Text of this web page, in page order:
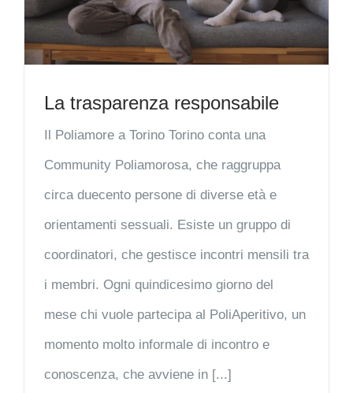
La trasparenza responsabile
Il Poliamore a Torino Torino conta una
Community Poliamorosa, che raggruppa
circa duecento persone di diverse età e
orientamenti sessuali. Esiste un gruppo di
coordinatori, che gestisce incontri mensili tra
i membri. Ogni quindicesimo giorno del
mese chi vuole partecipa al PoliAperitivo, un
momento molto informale di incontro e
conoscenza, che avviene in [...]